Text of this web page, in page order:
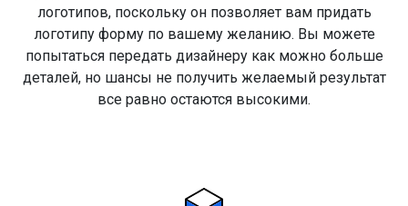
логотипов, поскольку он позволяет вам придать
логотипу форму по вашему желанию. Вы можете
попытаться передать дизайнеру как можно больше
деталей, но шансы не получить желаемый результат
все равно остаются высокими.